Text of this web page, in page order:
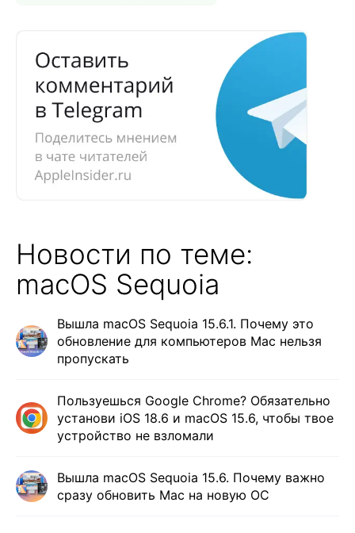
Новости по теме:
macOS Sequoia
Вышла macOS Sequoia 15.6.1. Почему это
обновление для компьютеров Mac нельзя
пропускать
Пользуешься Google Chrome? Обязательно
установи iOS 18.6 и macOS 15.6, чтобы твое
устройство не взломали
Вышла macOS Sequoia 15.6. Почему важно
сразу обновить Mac на новую ОС